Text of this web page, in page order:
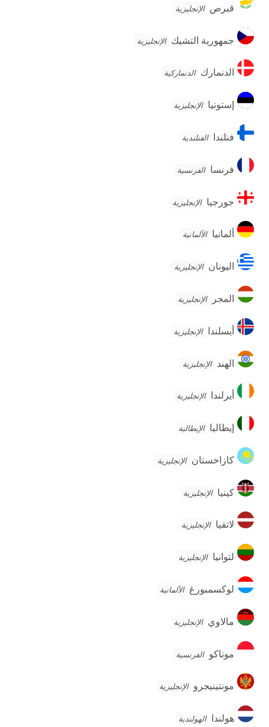
قبرص الإنجليزية
جمهورية
التشيك
جمهورية التشيك الإنجليزية
الدنمارك
الدنمارك الدنماركية
إستونيا
إستونيا الإنجليزية
فنلندا
فنلندا الفنلندية
فرنسا
فرنسا الفرنسية
جورجيا
جورجيا الإنجليزية
ألمانيا
ألمانيا الألمانية
اليونان
اليونان الإنجليزية
المجر
المجر الإنجليزية
أيسلندا
أيسلندا الإنجليزية
الهند
الهند الإنجليزية
أيرلندا
أيرلندا الإنجليزية
إيطاليا
إيطاليا الإيطالية
كازاخستان
كازاخستان الإنجليزية
كينيا
كينيا الإنجليزية
لاتفيا
لاتفيا الإنجليزية
لتوانيا
لتوانيا الإنجليزية
لوكسمبورغ
لوكسمبورغ الألمانية
مالاوي
مالاوي الإنجليزية
موناكو
موناكو الفرنسية
مونتينيجرو
مونتينيجرو الإنجليزية
هولندا
هولندا الهولندية